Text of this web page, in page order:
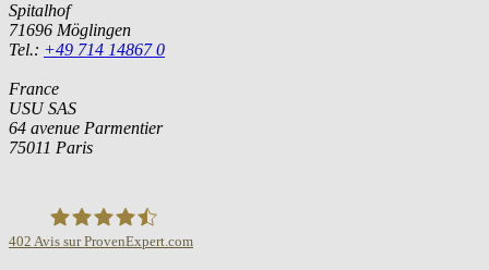
Spitalhof
71696 Möglingen
Tel.: +49 714 14867 0
France
USU SAS
64 avenue Parmentier
75011 Paris
402 Avis sur ProvenExpert.com